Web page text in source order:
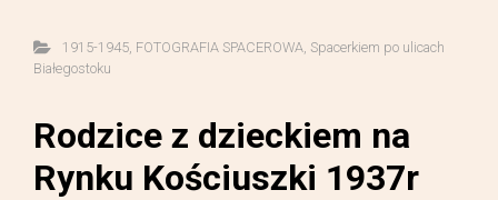
1915-1945, FOTOGRAFIA SPACEROWA Spacerkiem po ulicach
Białegostoku
Rodzice z dzieckiem na
Rynku Kościuszki 1937r